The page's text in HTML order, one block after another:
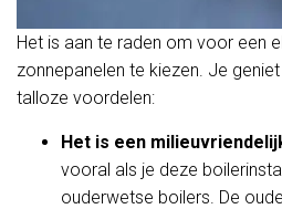
Het is aan te raden om voor een
zonnepanelen te kiezen. Je
talloze voordelen:
Het is een
vooral als je deze
ouderwetse boilers. De